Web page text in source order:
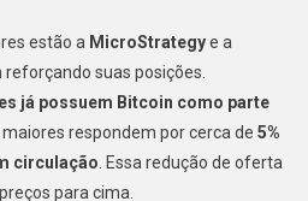
estão a MicroStrategye a
reforçando suas posições.
já possuem Bitcoin como parte
respondem por cerca de 5%
circulação. Essa redução de oferta
para cima.